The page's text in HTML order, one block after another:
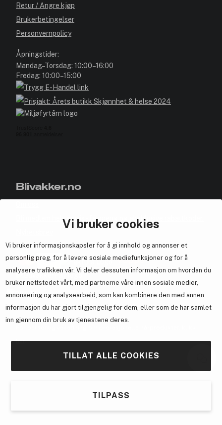
Vi bruker cookies
Vi bruker informasjonskapsler for å gi innhold og annonser et
personlig preg, for å levere sosiale mediefunksjoner og for å
analysere trafikken vår. Vi deler dessuten informasjon om hvordan du
bruker nettstedet vårt, med partnerne våre innen sosiale medier,
annonsering og analysearbeid, som kan kombinere den med annen
informasjon du har gjort tilgjengelig for dem, eller som de har samlet
inn gjennom din bruk av tjenestene deres.
TILLAT ALLE COOKIES
TILPASS
Retur / Angre kjøp
Brukerbetingelser
Personvernpolicy
Åpningstider:
Mandag–Torsdag: 10:00–16:00
Fredag: 10:00–15:00
Blivakker.no
Bli medlem helt gratis - få poeng og eksklusive rabattkoder.
Samarbeid med oss
En del avBrandsdal Group AS
her.